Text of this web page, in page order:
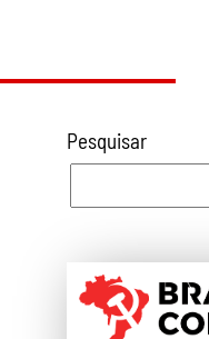
Pesquisar